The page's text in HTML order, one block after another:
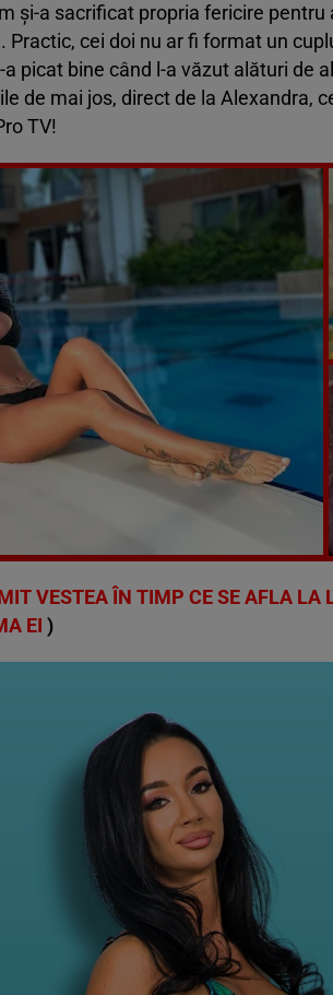
și-a sacrificat propria fericire pentru
Practic, cei doi nu ar fi format un
a picat bine când l-a văzut alături de
de mai jos, direct de la Alexandra,
TV!
VESTEA ÎN TIMP CE SE AFLA LA
EI )